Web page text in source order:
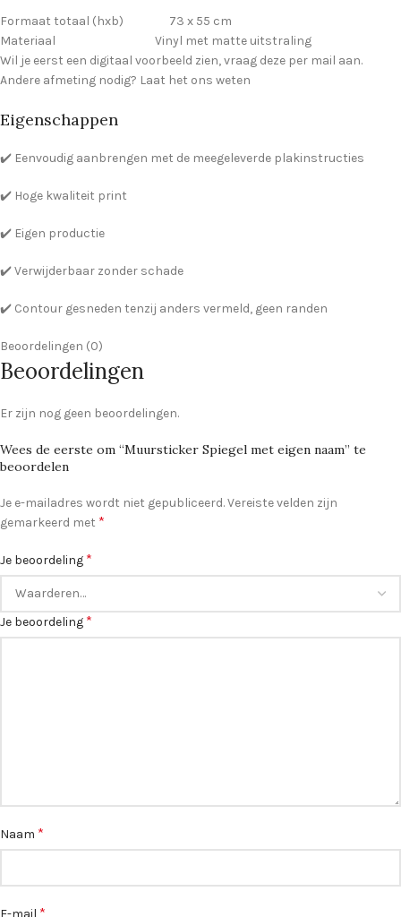
Formaat totaal (hxb) 73 x 55 cm
Materiaal Vinyl met matte uitstraling
Wil je eerst een digitaal voorbeeld zien, vraag deze per mail aan.
Andere afmeting nodig? Laat het ons weten
Eigenschappen
✔️ Eenvoudig aanbrengen met de meegeleverde plakinstructies
✔️ Hoge kwaliteit print
✔️ Eigen productie
✔️ Verwijderbaar zonder schade
✔️ Contour gesneden tenzij anders vermeld, geen randen
Beoordelingen (0)
Beoordelingen
Er zijn nog geen beoordelingen.
Wees de eerste om “Muursticker Spiegel met eigen naam” te
beoordelen
Je e-mailadres wordt niet gepubliceerd.Vereiste velden zijn
gemarkeerd met *
Je beoordeling *
Je beoordeling *
Naam *
E-mail *